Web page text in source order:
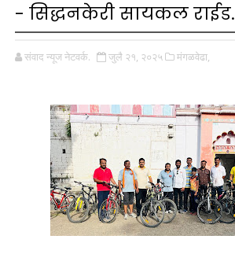
- सिद्धनकेरी सायकल राईड.
संवाद न्यूज नेटवर्क. जुलै २१, २०२५ मंगळवेढा,